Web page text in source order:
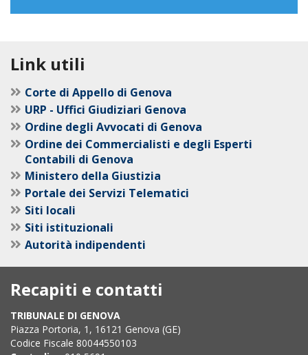
Link utili
Corte di Appello di Genova
URP - Uffici Giudiziari Genova
Ordine degli Avvocati di Genova
Ordine dei Commercialisti e degli Esperti
Contabili di Genova
Ministero della Giustizia
Portale dei Servizi Telematici
Siti locali
Siti istituzionali
Autorità indipendenti
Recapiti e contatti
TRIBUNALE DI GENOVA
Piazza Portoria, 1, 16121 Genova (GE)
Codice Fiscale 80044550103